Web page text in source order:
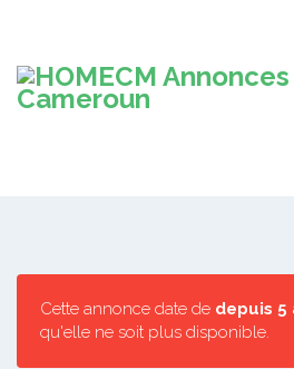
Cette annonce date de depuis 5
qu'elle ne soit plus disponible.